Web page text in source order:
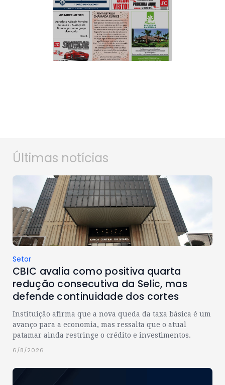
Últimas notícias
Setor
CBIC avalia como positiva quarta
redução consecutiva da Selic, mas
defende continuidade dos cortes
Instituição afirma que a nova queda da taxa básica é um
avanço para a economia, mas ressalta que o atual
patamar ainda restringe o crédito e investimentos.
6/8/2026